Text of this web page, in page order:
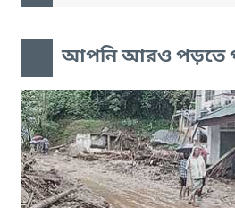
আপনি আরও পড়তে